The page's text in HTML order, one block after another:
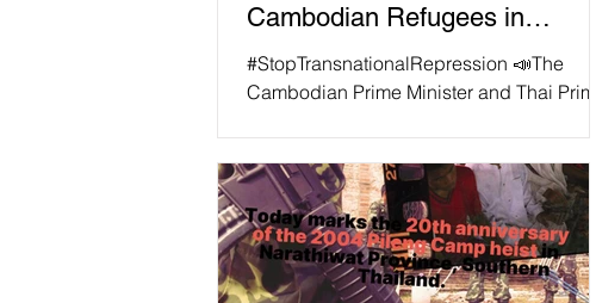
Cambodian Refugees in
Bangkok
#StopTransnationalRepression 📣The
Cambodian Prime Minister and Thai Prime